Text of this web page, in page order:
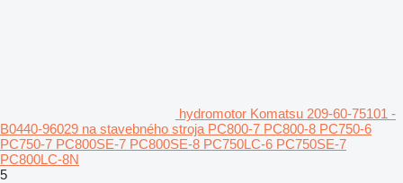
hydromotor Komatsu 209-60-75101 -
B0440-96029 na stavebného stroja PC800-7 PC800-8 PC750-6
PC750-7 PC800SE-7 PC800SE-8 PC750LC-6 PC750SE-7
PC800LC-8N
5